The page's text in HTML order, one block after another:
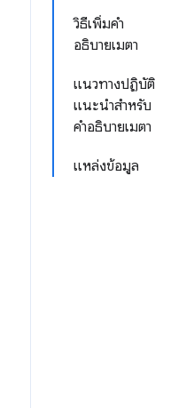
วิธีเพิ่มคำ
อธิบายเมตา
แนวทางปฏิบัติ
แนะนำสำหรับ
คำอธิบายเมตา
แหล่งข้อมูล